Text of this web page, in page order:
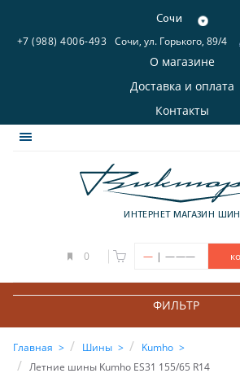
Сочи
+7 (988) 4006-493 Сочи, ул. Горького, 89/4
О магазине
Доставка и оплата
Контакты
ИНТЕРНЕТ МАГАЗИН ШИН
0 — | ———
ФИЛЬТР
Главная Шины
Kumho
Летние шины Kumho ES31 155/65 R14